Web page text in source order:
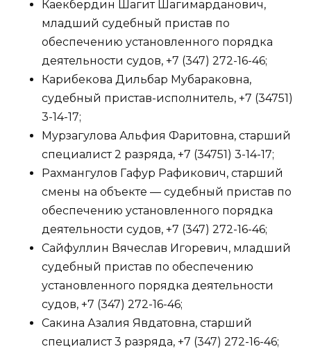
Каекбердин Шагит Шагимарданович,
младший судебный пристав по
обеспечению установленного порядка
деятельности судов, +7 (347) 272-16-46;
Карибекова Дильбар Мубараковна,
судебный пристав-исполнитель, +7 (34751)
3-14-17;
Мурзагулова Альфия Фаритовна, старший
специалист 2 разряда, +7 (34751) 3-14-17;
Рахмангулов Гафур Рафикович, старший
смены на объекте — судебный пристав по
обеспечению установленного порядка
деятельности судов, +7 (347) 272-16-46;
Сайфуллин Вячеслав Игоревич, младший
судебный пристав по обеспечению
установленного порядка деятельности
судов, +7 (347) 272-16-46;
Сакина Азалия Явдатовна, старший
специалист 3 разряда, +7 (347) 272-16-46;